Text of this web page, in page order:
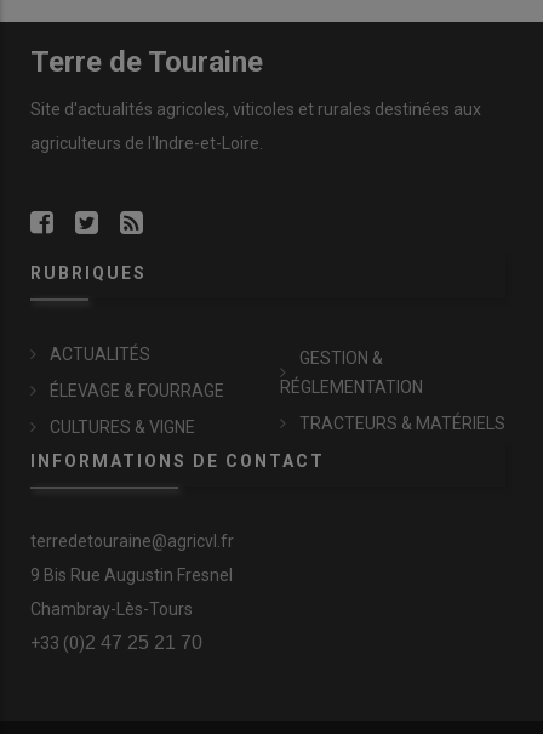
Terre de Touraine
Site d'actualités agricoles, viticoles et rurales destinées aux
agriculteurs de l'Indre-et-Loire.
RUBRIQUES
ACTUALITÉS
ÉLEVAGE & FOURRAGE
CULTURES & VIGNE
GESTION &
RÉGLEMENTATION
TRACTEURS & MATÉRIELS
INFORMATIONS DE CONTACT
terredetouraine@agricvl.fr
9 Bis Rue Augustin Fresnel
Chambray-Lès-Tours
+33 (0)2 47 25 21 70